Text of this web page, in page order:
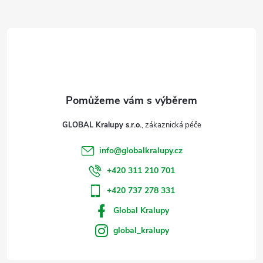
GLOBAL Kralupy s.r.o.
info@globalkralupy.cz
+420 311 210 701
+420 737 278 331
Global Kralupy
global_kralupy